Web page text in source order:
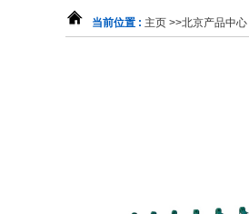
当前位置 : 主页 >>北京产品中心